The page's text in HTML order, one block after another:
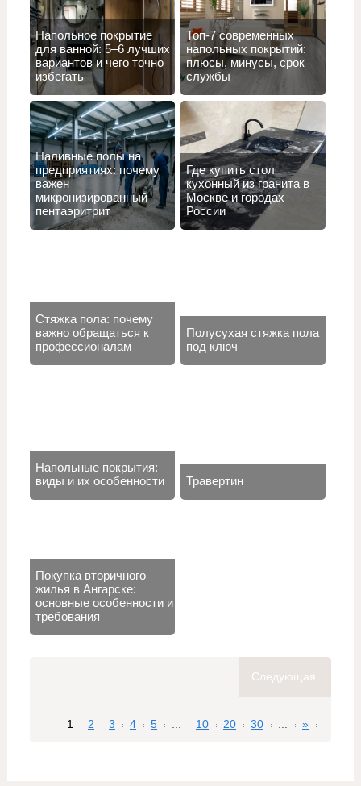
Напольное покрытие
для ванной: 5–6 лучших
вариантов и чего точно
избегать
Топ‑7 современных
напольных покрытий:
плюсы, минусы, срок
службы
Наливные полы на
предприятиях: почему
важен
микронизированный
пентаэритрит
Где купить стол
кухонный из гранита в
Москве и городах
России
Стяжка пола: почему
важно обращаться к
профессионалам
Полусухая стяжка пола
под ключ
Напольные покрытия:
виды и их особенности
Травертин
Покупка вторичного
жилья в Ангарске:
основные особенности и
требования
1 2 3 4 5 ... 10 20 30 ...
Следующая
»